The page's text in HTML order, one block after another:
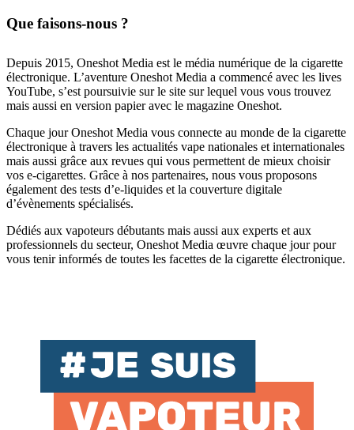
Que faisons-nous ?
Depuis 2015, Oneshot Media est le média numérique de la cigarette
électronique. L’aventure Oneshot Media a commencé avec les lives
YouTube, s’est poursuivie sur le site sur lequel vous vous trouvez
mais aussi en version papier avec le magazine Oneshot.
Chaque jour Oneshot Media vous connecte au monde de la cigarette
électronique à travers les actualités vape nationales et internationales
mais aussi grâce aux revues qui vous permettent de mieux choisir
vos e-cigarettes. Grâce à nos partenaires, nous vous proposons
également des tests d’e-liquides et la couverture digitale
d’évènements spécialisés.
Dédiés aux vapoteurs débutants mais aussi aux experts et aux
professionnels du secteur, Oneshot Media œuvre chaque jour pour
vous tenir informés de toutes les facettes de la cigarette électronique.